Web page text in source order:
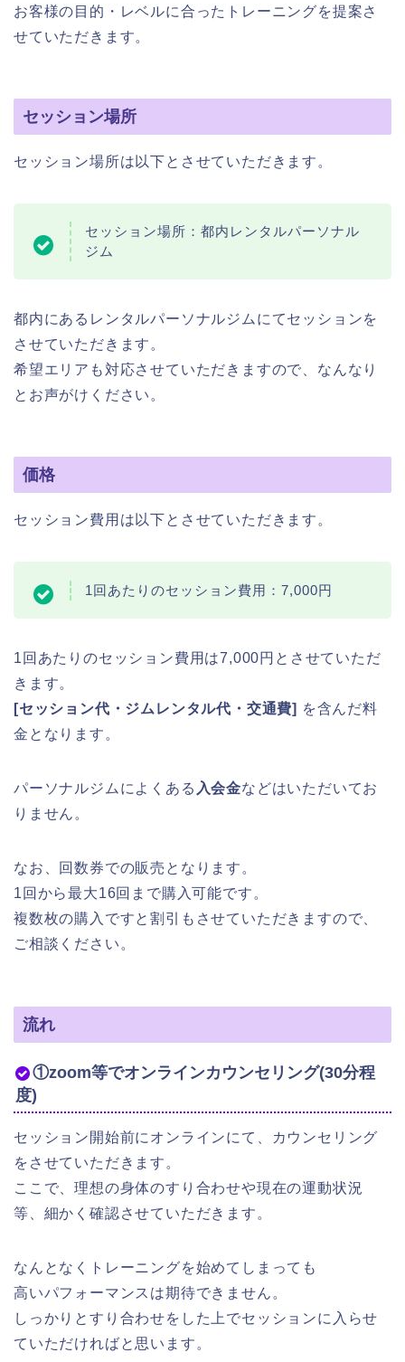
お客様の目的・レベルに合ったトレーニングを提案さ
せていただきます。
セッション場所
セッション場所は以下とさせていただきます。
セッション場所：都内レンタルパーソナル
ジム
都内にあるレンタルパーソナルジムにてセッションを
させていただきます。
希望エリアも対応させていただきますので、なんなり
とお声がけください。
価格
セッション費用は以下とさせていただきます。
1回あたりのセッション費用：7,000円
1回あたりのセッション費用は7,000円とさせていただ
きます。
[セッション代・ジムレンタル代・交通費] を含んだ料
金となります。
パーソナルジムによくある 入会金などはいただいてお
りません。
なお、回数券での販売となります。
1回から最大16回まで購入可能です。
複数枚の購入ですと割引もさせていただきますので、
ご相談ください。
流れ
①zoom等でオンラインカウンセリング(30分程
度)
セッション開始前にオンラインにて、カウンセリング
をさせていただきます。
ここで、理想の身体のすり合わせや現在の運動状況
等、細かく確認させていただきます。
なんとなくトレーニングを始めてしまっても
高いパフォーマンスは期待できません。
しっかりとすり合わせをした上でセッションに入らせ
ていただければと思います。